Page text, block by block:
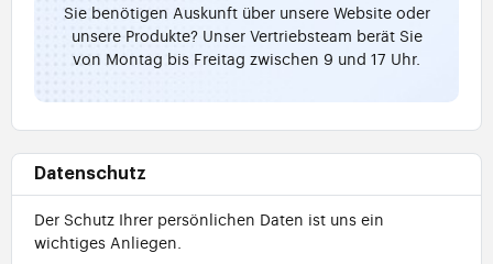
Sie benötigen Auskunft über unsere Website oder
unsere Produkte? Unser Vertriebsteam berät Sie
von Montag bis Freitag zwischen 9 und 17 Uhr.
Datenschutz
Der Schutz Ihrer persönlichen Daten ist uns ein
wichtiges Anliegen.